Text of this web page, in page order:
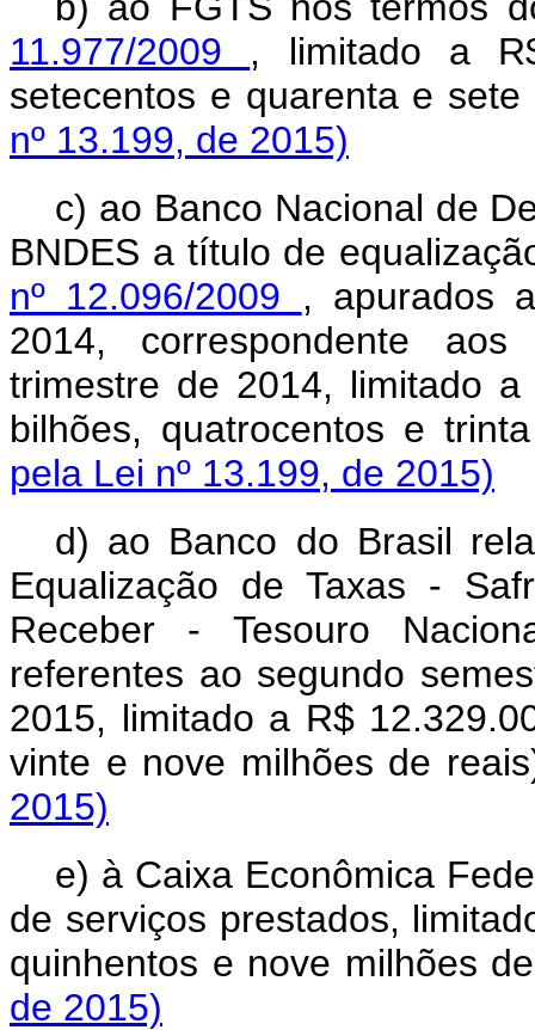
11.977/2009 , limitado a
setecentos e quarenta e
nº 13.199, de 2015)
c) ao Banco Nacional de
BNDES a título de
nº 12.096/2009 , apurados
2014, correspondente
trimestre de 2014, limitado
bilhões, quatrocentos e
pela Lei nº 13.199, de 2015)
d) ao Banco do Brasil
Equalização de Taxas -
Receber - Tesouro
referentes ao segundo
2015, limitado a R$
vinte e nove milhões de
2015)
e) à Caixa Econômica
de serviços prestados,
quinhentos e nove milhões
de 2015)